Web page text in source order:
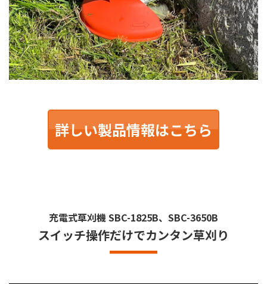
詳しい製品情報はこちら
充電式草刈機SBC-1825B、SBC-3650B
スイッチ操作だけでカンタン草刈り